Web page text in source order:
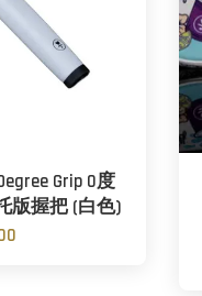
Grip 0度
版握把 (白色)